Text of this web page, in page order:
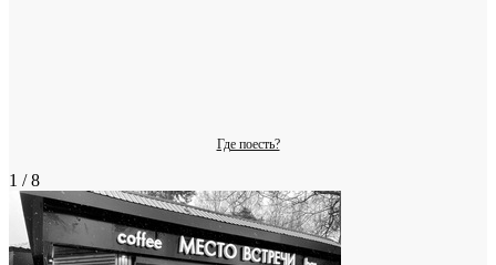
Где поесть?
1 / 8